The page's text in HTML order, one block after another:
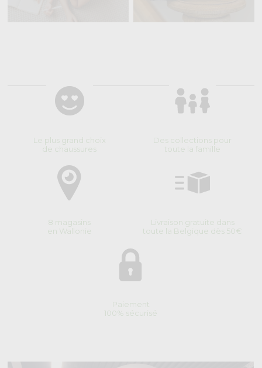
Le plus grand choix
de chaussures
Des collections pour
toute la famille
8 magasins
en Wallonie
Livraison gratuite dans
toute la Belgique dès 50€
Paiement
100% sécurisé